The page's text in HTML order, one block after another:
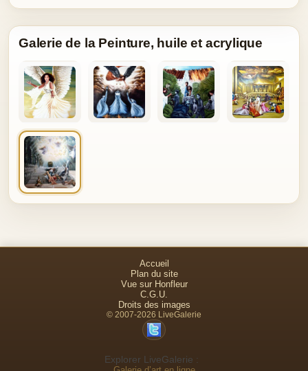
d'armé qui ont défendu Persépolis jusqu'au bout. Ariobarzan
se trouve habillé en rouge au centre de tableau, le drapeau
posé sur lui par l'ange. Yotab se trouve tombé sur son
1er prix au concours de site "Myart" pour le thème
"Mythologie".
Galerie de la Peinture, huile et acrylique
Accueil
Plan du site
Vue sur Honfleur
C.G.U.
Droits des images
© 2007-2026 LiveGalerie
Explorer LiveGalerie :